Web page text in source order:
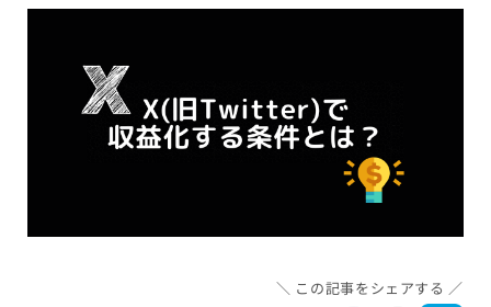
この記事をシェアする